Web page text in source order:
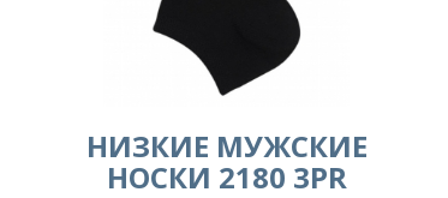
НИЗКИЕ МУЖСКИЕ
НОСКИ 2180 3PR